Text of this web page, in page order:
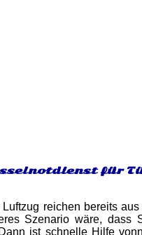
für
reichen bereits
Szenario wäre, dass
ist schnelle Hilfe